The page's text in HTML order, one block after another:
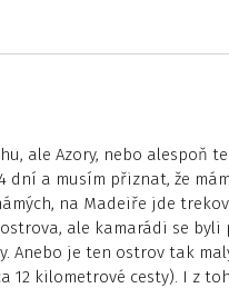
ale Azory, nebo alespoň
dní a musím přiznat, že
na Madeiře jde
ale kamarádi se
Anebo je ten ostrov tak
12 kilometrové cesty). I z